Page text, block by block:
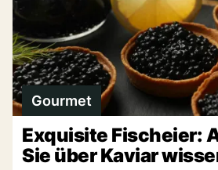
Gourmet
Exquisite Fischeier:
Sie über Kaviar